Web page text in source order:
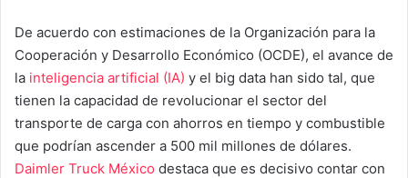
De acuerdo con estimaciones de la Organización para la
Cooperación y Desarrollo Económico (OCDE), el avance de
la inteligencia artificial (IA) y el big data han sido tal, que
tienen la capacidad de revolucionar el sector del
transporte de carga con ahorros en tiempo y combustible
que podrían ascender a 500 mil millones de dólares.
Daimler Truck México destaca que es decisivo contar con